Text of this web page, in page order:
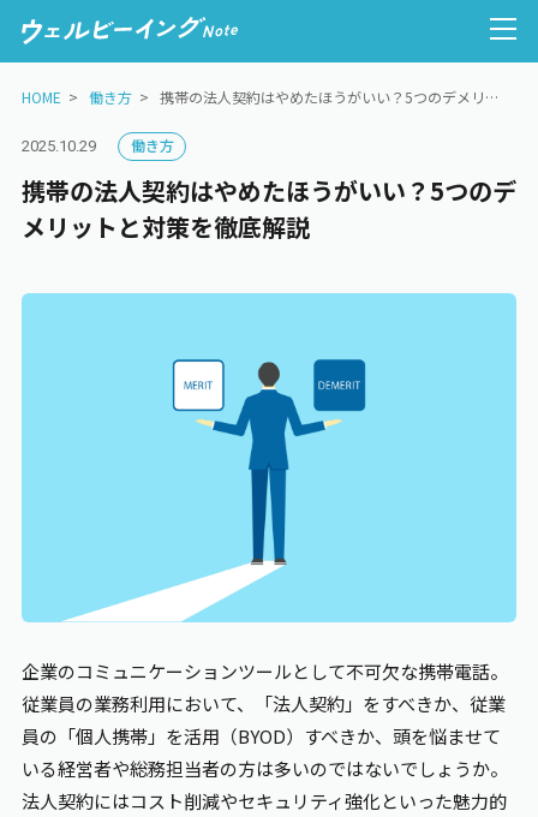
人的資本経営
ウェルビーイング経営
健康経営
心理的安全性
働き方
エンゲージメント
ワークライフバランス
お役立ち資料
HOME 働き方 携帯の法人契約はやめたほうがいい？5つのデメリットと対策を徹底解説
2025.10.29 働き方
携帯の法人契約はやめたほうがいい？5つのデ
メリットと対策を徹底解説
企業のコミュニケーションツールとして不可欠な携帯電話。
従業員の業務利用において、「法人契約」をすべきか、従業
員の「個人携帯」を活用（BYOD）すべきか、頭を悩ませて
いる経営者や総務担当者の方は多いのではないでしょうか。
法人契約にはコスト削減やセキュリティ強化といった魅力的